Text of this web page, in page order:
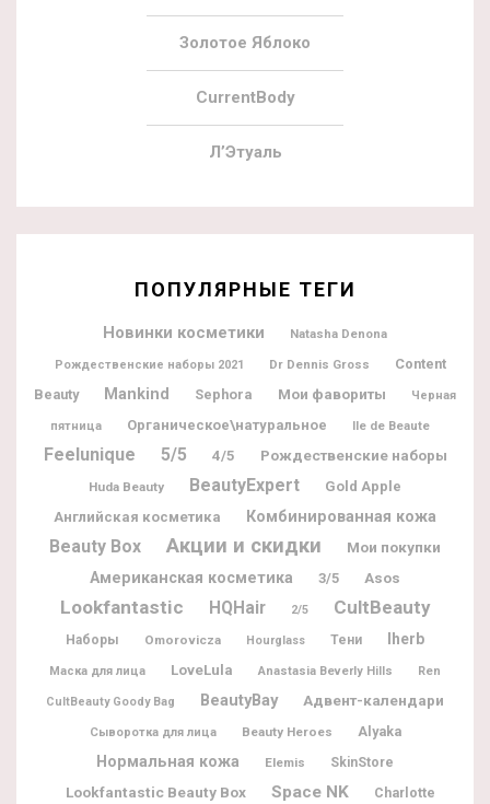
Золотое Яблоко
CurrentBody
Л’Этуаль
ПОПУЛЯРНЫЕ ТЕГИ
Новинки косметики Natasha Denona
Рождественские наборы 2021 Dr Dennis Gross
Content
Beauty
Mankind Sephora Мои фавориты Черная
пятница Органическое\натуральное Ile de Beaute
Feelunique 5/5 4/5 Рождественские наборы
Huda Beauty BeautyExpert
Gold Apple
Английская косметика
Комбинированная кожа
Beauty Box Акции и скидки
Мои покупки
Американская косметика
3/5 Asos
Lookfantastic HQHair 2/5 CultBeauty
Наборы Omorovicza Hourglass Тени Iherb
Маска для лица LoveLula Anastasia Beverly Hills Ren
CultBeauty Goody Bag BeautyBay Адвент-календари
Сыворотка для лица Beauty Heroes Alyaka
Нормальная кожа Elemis SkinStore
Lookfantastic Beauty Box Space NK
Charlotte